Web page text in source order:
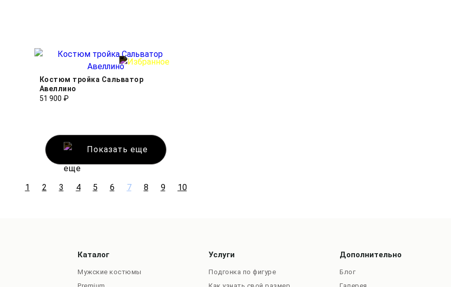
Костюм тройка Сальватор
Авеллино
51 900 ₽
Показать еще
1 2 3 4 5 6 7 8 9 10
Каталог
Мужские костюмы
Услуги
Подгонка по фигуре
Дополнительно
Блог